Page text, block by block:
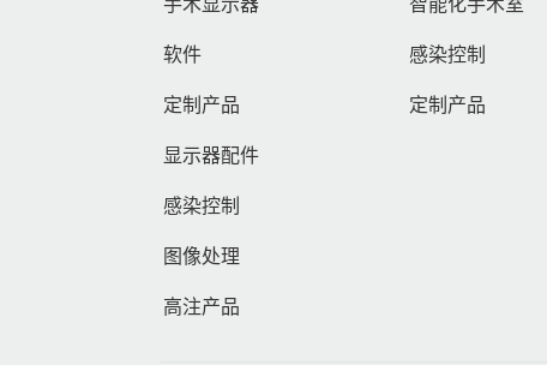
软件
定制产品
显示器配件
感染控制
图像处理
高注产品
感染控制
定制产品